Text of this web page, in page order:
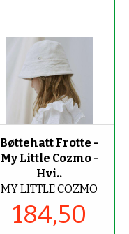
-50%
Bøttehatt Frotte -
My Little Cozmo -
Hvi..
MY LITTLE COZMO
184,50